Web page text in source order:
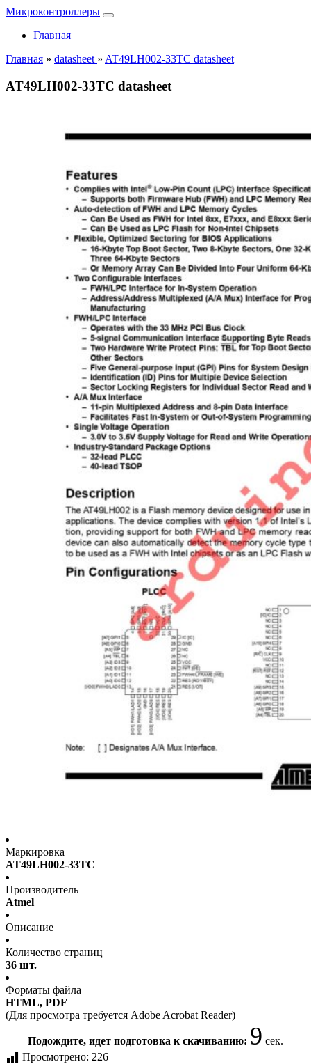
Микроконтроллеры
Главная
Главная » datasheet » AT49LH002-33TC datasheet
AT49LH002-33TC datasheet
Маркировка
AT49LH002-33TC
Производитель
Atmel
Описание
Количество страниц
36 шт.
Форматы файла
HTML, PDF
(Для просмотра требуется Adobe Acrobat Reader)
Подождите, идет подготовка к скачиванию: 9 сек.
Просмотрено: 226